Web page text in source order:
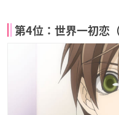
第4位：世界一初恋